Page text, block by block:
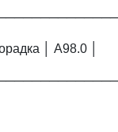
│ A98.0 │